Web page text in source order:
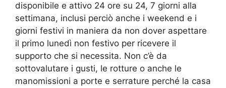
disponibile e attivo 24 ore su 24, 7 giorni alla
settimana, inclusi perciò anche i weekend e i
giorni festivi in maniera da non dover aspettare
il primo lunedì non festivo per ricevere il
supporto che si necessita. Non c’è da
sottovalutare i gusti, le rotture o anche le
manomissioni a porte e serrature perché la casa